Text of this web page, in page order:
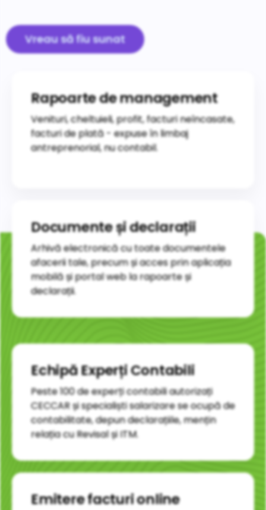
Vreau să fiu sunat
Rapoarte de management
Venituri, cheltuieli, profit, facturi neîncasate,
facturi de plată - expuse în limbaj
antreprenorial, nu contabil.
Documente și declarații
Arhivă electronică cu toate documentele
afacerii tale, precum și acces prin aplicația
mobilă și portal web la rapoarte și
declarații.
Echipă Experți Contabili
Peste 100 de experți contabili autorizați
CECCAR și specialiști salarizare se ocupă de
contabilitate, depun declarațiile, mențin
relația cu Revisal și ITM.
Emitere facturi online